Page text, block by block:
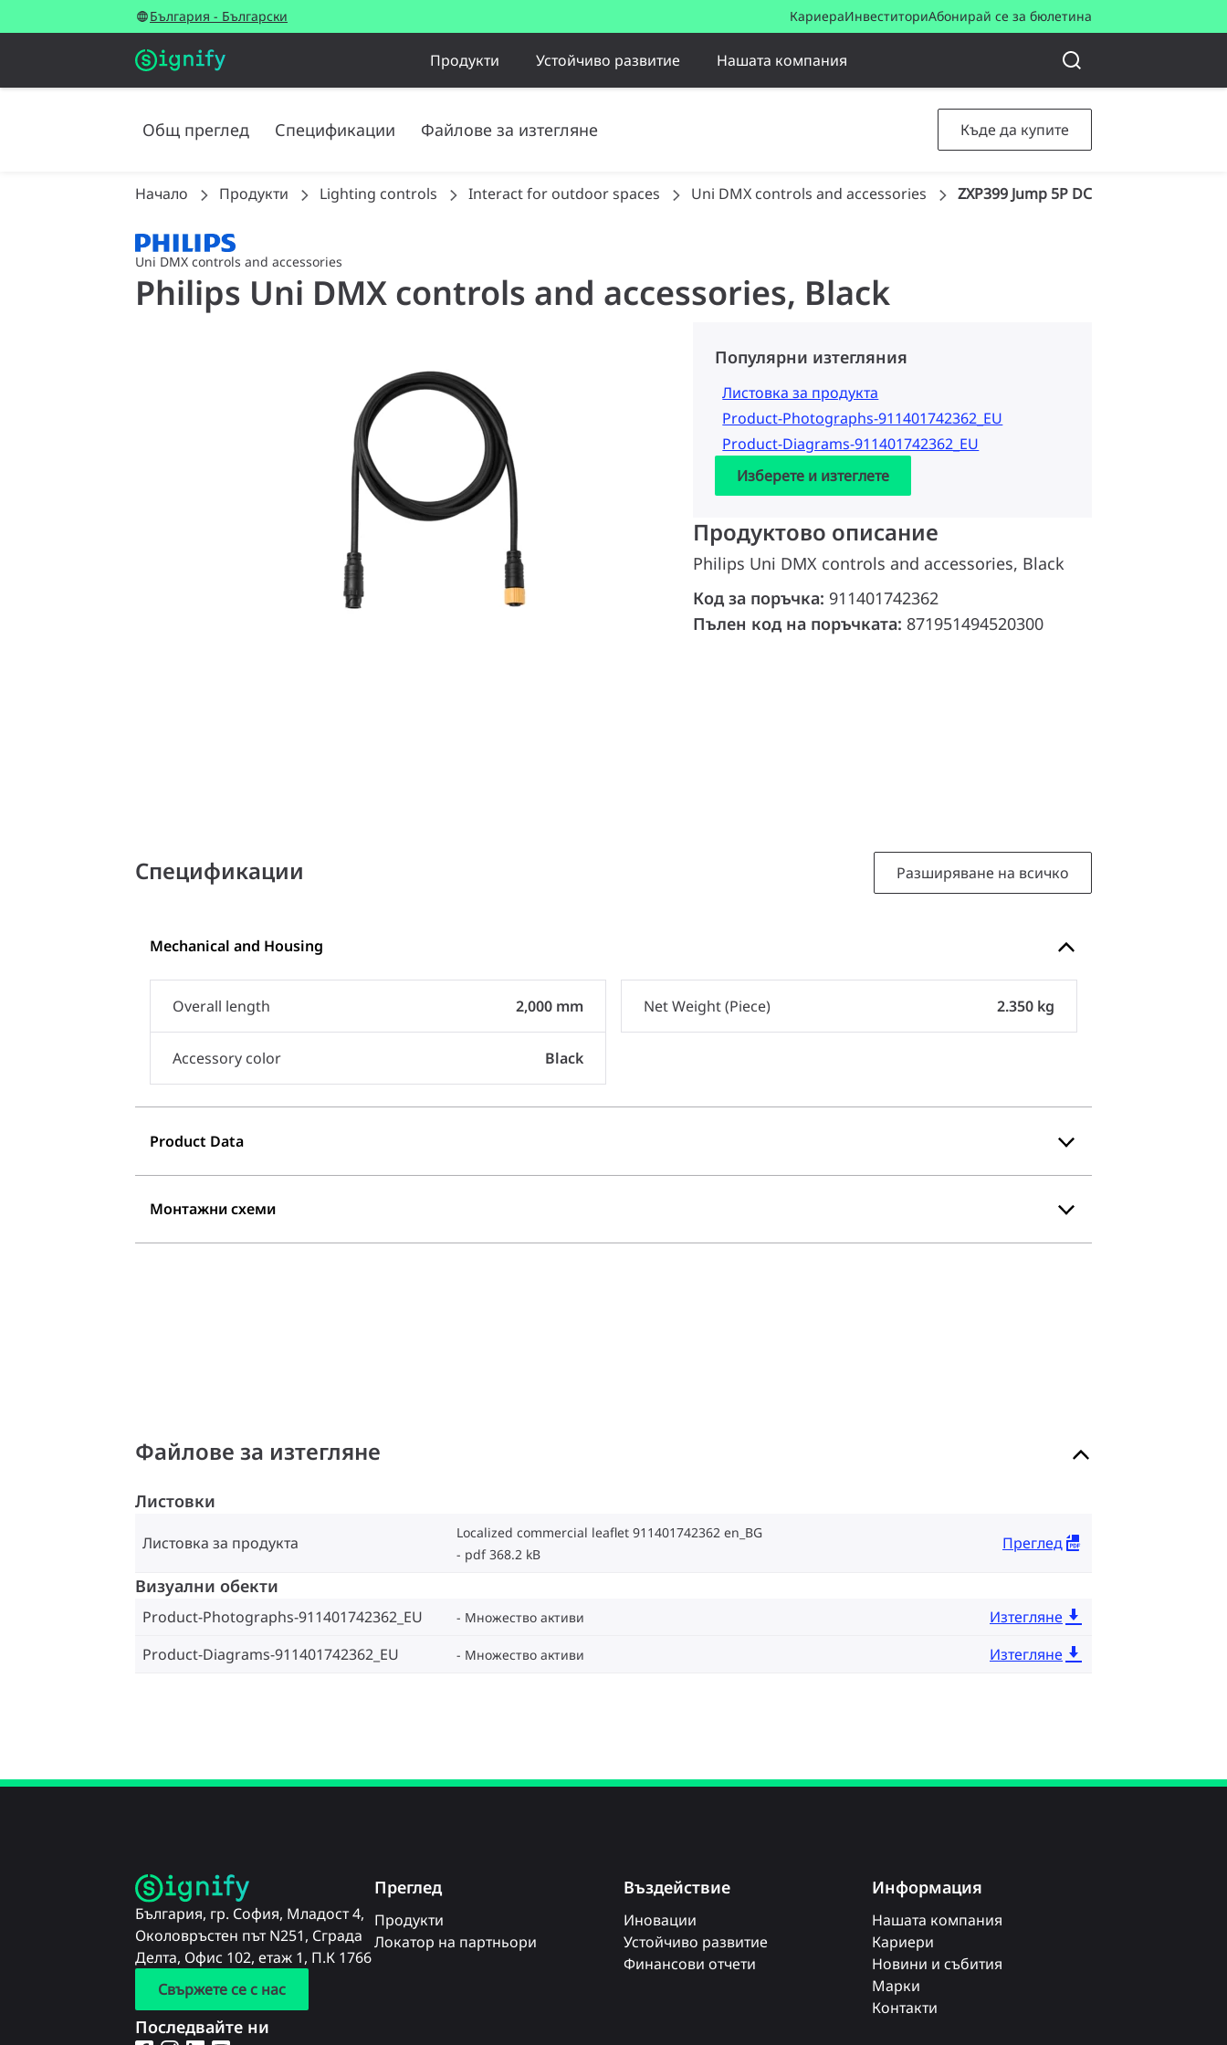
България - Български КариераИнвеститориАбонирай се за бюлетина
Продукти Устойчиво развитие Нашата компания
Общ преглед Спецификации Файлове за изтегляне Къде да купите
Начало Продукти Lighting controls Interact for outdoor spaces Uni DMX controls and accessories ZXP399 Jump 5P DC/DMX cable 2m (10
Uni DMX controls and accessories
Philips Uni DMX controls and accessories, Black
Популярни изтегляния
Листовка за продукта
Product-Photographs-911401742362_EU
Product-Diagrams-911401742362_EU
Изберете и изтеглете
Продуктово описание
Philips Uni DMX controls and accessories, Black
Код за поръчка: 911401742362
Пълен код на поръчката: 871951494520300
Спецификации Разширяване на всичко
Mechanical and Housing
Overall length 2,000 mm
Accessory color Black
Net Weight (Piece) 2.350 kg
Product Data
Монтажни схеми
Файлове за изтегляне
Листовки
Листовка за продукта
Localized commercial leaflet 911401742362 en_BG
pdf 368.2 kB
Преглед
Визуални обекти
Product-Photographs-911401742362_EU Множество активи
Изтегляне
Product-Diagrams-911401742362_EU
Множество активи Изтегляне
България, гр. София, Младост 4,
Околовръстен път N251, Сграда
Делта, Офис 102, етаж 1, П.К 1766
Свържете се с нас
Последвайте ни
Преглед
Продукти
Локатор на партньори
Въздействие
Иновации
Устойчиво развитие
Финансови отчети
Информация
Нашата компания
Кариери
Новини и събития
Марки
Контакти